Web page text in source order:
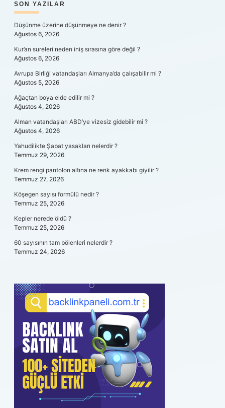
SIDEBAR
SON YAZILAR
Düşünme üzerine düşünmeye ne denir ?
Ağustos 6, 2026
Kur’an sureleri neden iniş sırasına göre değil ?
Ağustos 6, 2026
Avrupa Birliği vatandaşları Almanya’da çalışabilir mi ?
Ağustos 5, 2026
Ağaçtan boya elde edilir mi ?
Ağustos 4, 2026
Alman vatandaşları ABD’ye vizesiz gidebilir mi ?
Ağustos 4, 2026
Yahudilikte Şabat yasakları nelerdir ?
Temmuz 29, 2026
Krem rengi pantolon altına ne renk ayakkabı giyilir ?
Temmuz 27, 2026
Köşegen sayısı formülü nedir ?
Temmuz 25, 2026
Kepler nerede öldü ?
Temmuz 25, 2026
60 sayısının tam bölenleri nelerdir ?
Temmuz 24, 2026